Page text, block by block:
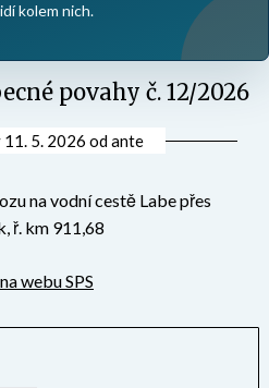
kolem nich.
povahy č. 12/2026
11. 5. 2026 odante
na vodní cestě Labe přes
ř. km 911,68
webu SPS